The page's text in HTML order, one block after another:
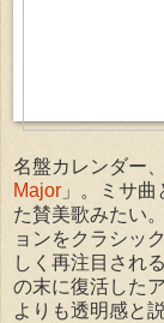
名盤カレンダー
Major 」。ミサ
た賛美歌みたい
ョンをクラシッ
しく再注目され
の末に復活した
よりも透明感と